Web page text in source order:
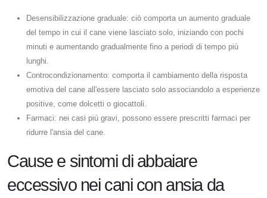
Desensibilizzazione graduale: ciò comporta un aumento graduale
del tempo in cui il cane viene lasciato solo, iniziando con pochi
minuti e aumentando gradualmente fino a periodi di tempo più
lunghi.
Controcondizionamento: comporta il cambiamento della risposta
emotiva del cane all'essere lasciato solo associandolo a esperienze
positive, come dolcetti o giocattoli.
Farmaci: nei casi più gravi, possono essere prescritti farmaci per
ridurre l'ansia del cane.
Cause e sintomi di abbaiare
eccessivo nei cani con ansia da